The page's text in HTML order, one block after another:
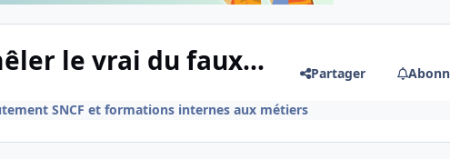
le vrai du faux... Partager
SNCF et formations internes aux métiers